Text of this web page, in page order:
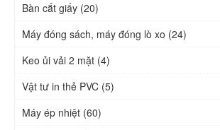
Bàn cắt giấy (20)
Máy đóng sách, máy đóng lò xo (24)
Keo ủi vải 2 mặt (4)
Vật tư in thẻ PVC (5)
Máy ép nhiệt (60)